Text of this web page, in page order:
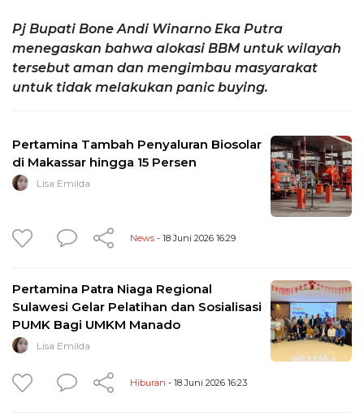
Pj Bupati Bone Andi Winarno Eka Putra
menegaskan bahwa alokasi BBM untuk wilayah
tersebut aman dan mengimbau masyarakat
untuk tidak melakukan panic buying.
Pertamina Tambah Penyaluran Biosolar
di Makassar hingga 15 Persen
Lisa Emilda
News - 18 Juni 2026 16:29
Pertamina Patra Niaga Regional
Sulawesi Gelar Pelatihan dan Sosialisasi
PUMK Bagi UMKM Manado
Lisa Emilda
Hiburan - 18 Juni 2026 16:23